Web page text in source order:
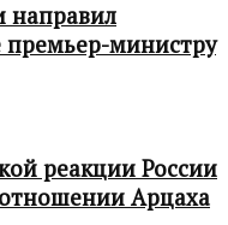
направил
премьер-министру
реакции России
Арцаха